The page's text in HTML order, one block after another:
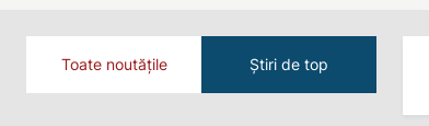
Toate noutățile Știri de top